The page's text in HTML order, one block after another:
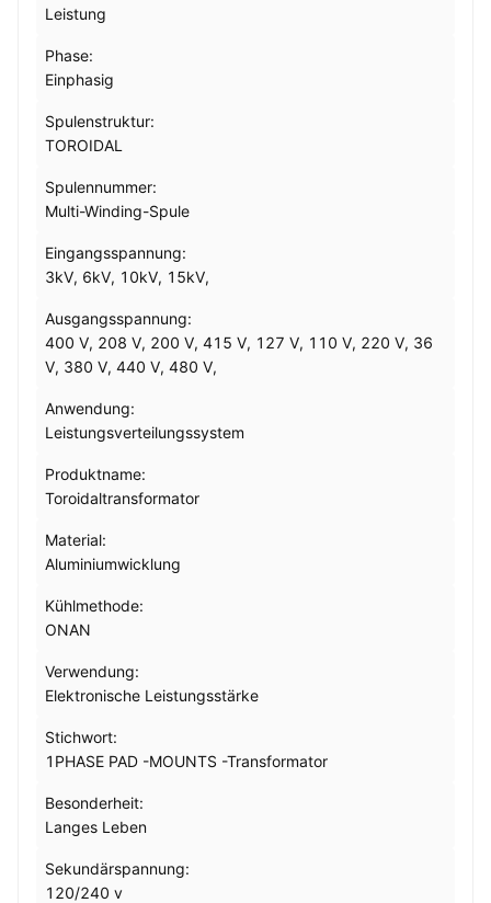
Leistung
Phase:
Einphasig
Spulenstruktur:
TOROIDAL
Spulennummer:
Multi-Winding-Spule
Eingangsspannung:
3kV, 6kV, 10kV, 15kV,
Ausgangsspannung:
400 V, 208 V, 200 V, 415 V, 127 V, 110 V, 220 V, 36
V, 380 V, 440 V, 480 V,
Anwendung:
Leistungsverteilungssystem
Produktname:
Toroidaltransformator
Material:
Aluminiumwicklung
Kühlmethode:
ONAN
Verwendung:
Elektronische Leistungsstärke
Stichwort:
1PHASE PAD -MOUNTS -Transformator
Besonderheit:
Langes Leben
Sekundärspannung:
120/240 v